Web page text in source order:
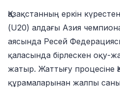
Қазақстанның еркін
(U20) алдағы Азия
аясында Ресей
қаласында бірлескен оқу-
жатыр. Жаттығу процесіне
құрамаларынан жалпы